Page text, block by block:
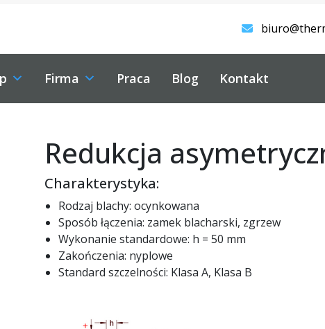
Firma Praca Blog Kontakt
Redukcja
Charakterystyka:
Rodzaj blachy: ocynkowana
Sposób łączenia: zamek blacharski, zgrzew
Wykonanie standardowe: h = 50 mm
Zakończenia: nyplowe
Standard szczelności: Klasa A, Klasa B